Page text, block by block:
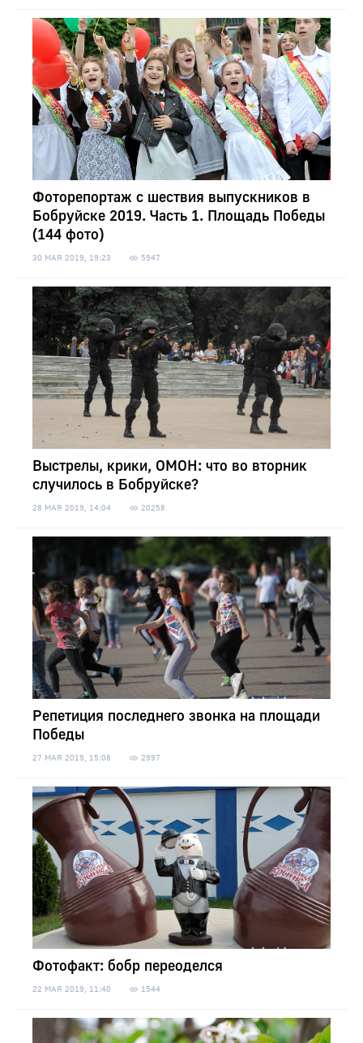
Фоторепортаж с шествия выпускников в
Бобруйске 2019. Часть 1. Площадь Победы
(144 фото)
30 МАЯ 2019, 19:23 5947
Выстрелы, крики, ОМОН: что во вторник
случилось в Бобруйске?
28 МАЯ 2019, 14:04 20258
Репетиция последнего звонка на площади
Победы
27 МАЯ 2019, 15:08 2997
Фотофакт: бобр переоделся
22 МАЯ 2019, 11:40 1544